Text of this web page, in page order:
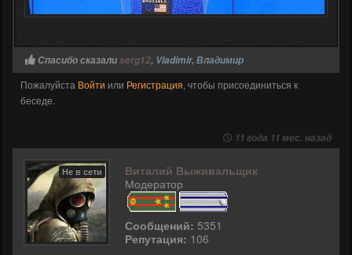
Спасибо сказалиserg12, Vladimir, Владимир
Пожалуйста Войти или Регистрация, чтобы присоединиться к
беседе.
11 года 11 мес. назад
Не в сети
Виталий Выживальщик
Модератор
Сообщений: 5351
Репутация: 106